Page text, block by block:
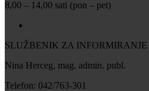
8,00 – 14,00 sati (pon – pet)
SLUŽBENIK ZA INFORMIRANJE
Nina Herceg, mag. admin. publ.
Telefon: 042/763-301